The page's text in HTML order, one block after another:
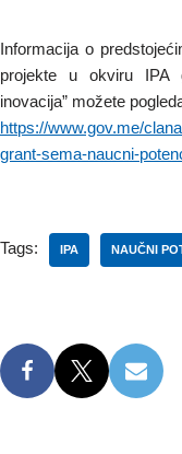
Informacija o
projekte u okviru IPA
inovacija” možete
https://www.gov.me/
grant-sema-naucni-
Tags: IPA NAUČNI